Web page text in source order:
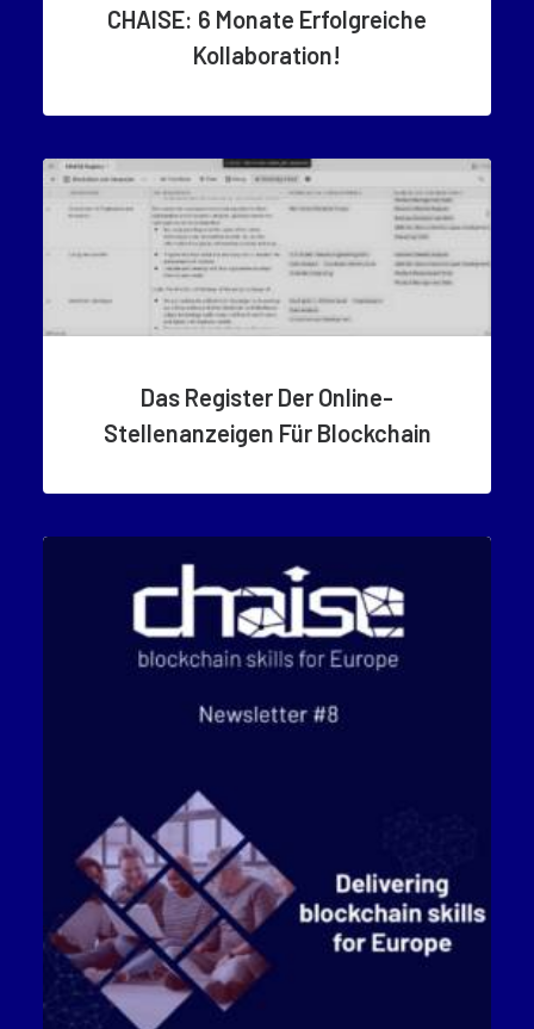
CHAISE: 6 Monate Erfolgreiche
Kollaboration!
Das Register Der Online-
Stellenanzeigen Für Blockchain